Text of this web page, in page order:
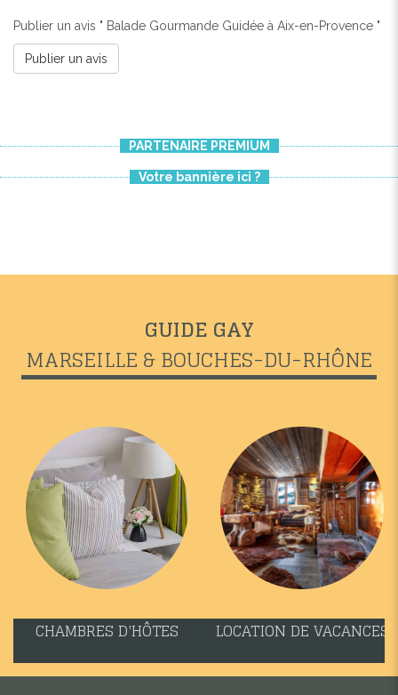
Publier un avis " Balade Gourmande Guidée à Aix-en-Provence "
Publier un avis
PARTENAIRE PREMIUM
Votre bannière ici ?
GUIDE GAY
MARSEILLE & BOUCHES-DU-RHÔNE
CHAMBRES D'HÔTES LOCATION DE VACANCES